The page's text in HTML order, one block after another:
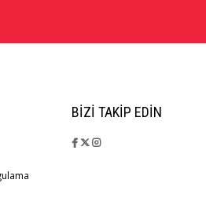
BIZI TAKIP EDIN